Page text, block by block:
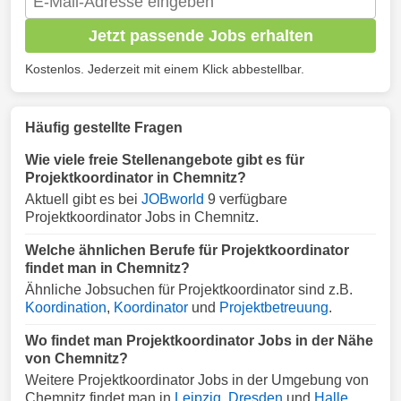
Jetzt passende Jobs erhalten
Kostenlos. Jederzeit mit einem Klick abbestellbar.
Häufig gestellte Fragen
Wie viele freie Stellenangebote gibt es für
Projektkoordinator in Chemnitz?
Aktuell gibt es bei JOBworld 9 verfügbare
Projektkoordinator Jobs in Chemnitz.
Welche ähnlichen Berufe für Projektkoordinator
findet man in Chemnitz?
Ähnliche Jobsuchen für Projektkoordinator sind z.B.
Koordination, Koordinator und Projektbetreuung.
Wo findet man Projektkoordinator Jobs in der Nähe
von Chemnitz?
Weitere Projektkoordinator Jobs in der Umgebung von
Chemnitz findet man in
Leipzig Dresden und Halle